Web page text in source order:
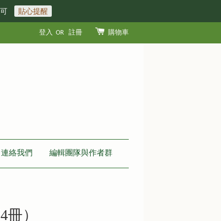
貼心提醒
登入 OR 註冊 購物車
連絡我們 編輯團隊與作者群
）